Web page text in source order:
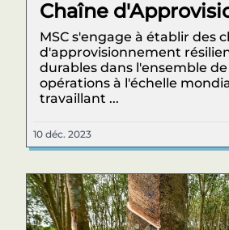
Chaîne
MSC s'engage à établir des
d'approvisionnement
durables dans l'ensemble de
opérations à l'échelle
travaillant ...
10 déc. 2023